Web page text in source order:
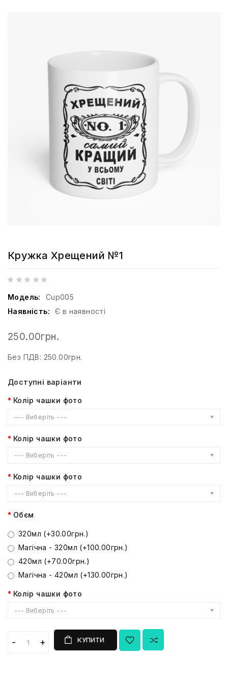
Кружка Хрещений №1
Модель:
Cup005
Наявність:
Є в наявності
250.00грн.
Без ПДВ: 250.00грн.
Доступні варіанти
Колір чашки фото
--- Виберіть ---
Колір чашки фото
--- Виберіть ---
Колір чашки фото
--- Виберіть ---
Обєм
320мл (+30.00грн.)
Магічна - 320мл (+100.00грн.)
420мл (+70.00грн.)
Магічна - 420мл (+130.00грн.)
Колір чашки фото
--- Виберіть ---
КУПИТИ